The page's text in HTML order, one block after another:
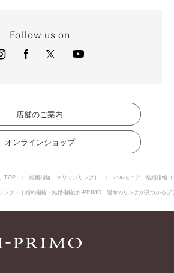
Follow us on
店舗のご案内
オンラインショップ
TOP 結婚指輪［マリッジリング］ ハルモニア｜結婚指輪
ング）｜婚約指輪・結婚指輪はI-PRIMO 運命のリングが見つかる